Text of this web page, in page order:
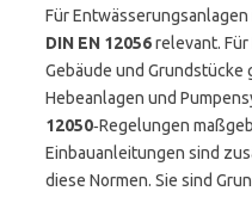
Für
DIN EN 12056relevant.
Gebäude und Grundstücke
Hebeanlagen und
12050‑Regelungen
Einbauanleitungen sind
diese Normen. Sie sind